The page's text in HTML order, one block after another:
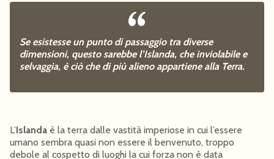
Se esistesse un punto di passaggio tra diverse
dimensioni, questo sarebbe l’Islanda, che inviolabile e
selvaggia, è ciò che di più alieno appartiene alla Terra.
L’Islanda è la terra dalle vastità imperiose in cui l’essere
umano sembra quasi non essere il benvenuto, troppo
debole al cospetto di luoghi la cui forza non è data